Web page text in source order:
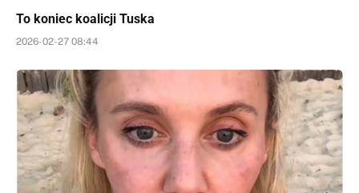
To koniec koalicji Tuska
2026-02-27 08:44